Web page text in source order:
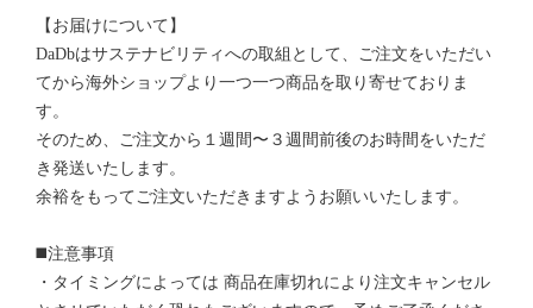
【お届けについて】
DaDbはサステナビリティへの取組として、ご注文をいただい
てから海外ショップより一つ一つ商品を取り寄せておりま
す。
そのため、ご注文から１週間〜３週間前後のお時間をいただ
き発送いたします。
余裕をもってご注文いただきますようお願いいたします。
◼️注意事項
・タイミングによっては 商品在庫切れにより注文キャンセル